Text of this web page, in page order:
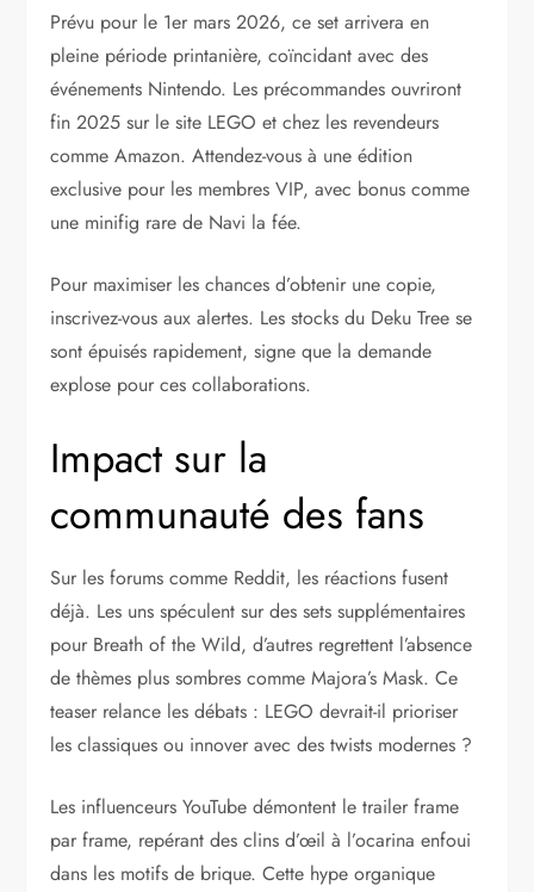
Prévu pour le 1er mars 2026, ce set arrivera en
pleine période printanière, coïncidant avec des
événements Nintendo. Les précommandes ouvriront
fin 2025 sur le site LEGO et chez les revendeurs
comme Amazon. Attendez-vous à une édition
exclusive pour les membres VIP, avec bonus comme
une minifig rare de Navi la fée.
Pour maximiser les chances d’obtenir une copie,
inscrivez-vous aux alertes. Les stocks du Deku Tree se
sont épuisés rapidement, signe que la demande
explose pour ces collaborations.
Impact sur la
communauté des fans
Sur les forums comme Reddit, les réactions fusent
déjà. Les uns spéculent sur des sets supplémentaires
pour Breath of the Wild, d’autres regrettent l’absence
de thèmes plus sombres comme Majora’s Mask. Ce
teaser relance les débats : LEGO devrait-il prioriser
les classiques ou innover avec des twists modernes ?
Les influenceurs YouTube démontent le trailer frame
par frame, repérant des clins d’œil à l’ocarina enfoui
dans les motifs de brique. Cette hype organique